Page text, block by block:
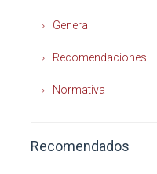
General
Recomendaciones
Normativa
Recomendados